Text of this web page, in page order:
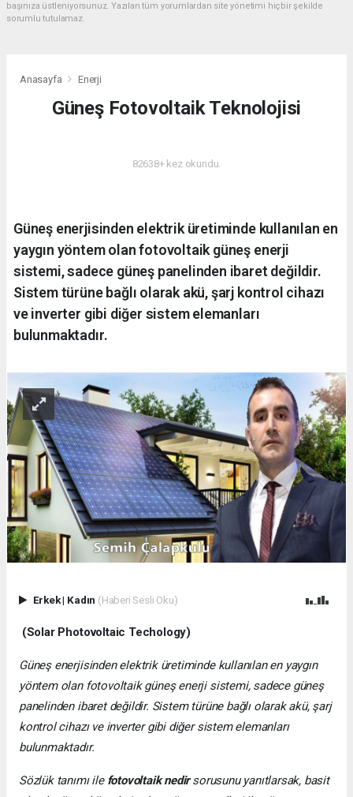
başınıza üstleniyorsunuz. Yazılan tüm yorumlardan site yönetimi hiçbir şekilde
sorumlu tutulamaz.
Anasayfa Enerji
Güneş Fotovoltaik Teknolojisi
82638+ kez okundu.
Güneş enerjisinden elektrik üretiminde kullanılan en
yaygın yöntem olan fotovoltaik güneş enerji
sistemi, sadece güneş panelinden ibaret değildir.
Sistem türüne bağlı olarak akü, şarj kontrol cihazı
ve inverter gibi diğer sistem elemanları
bulunmaktadır.
Erkek| Kadın (Haberi Sesli Oku)
(Solar Photovoltaic Techology)
Güneş enerjisinden elektrik üretiminde kullanılan en yaygın
yöntem olan fotovoltaik güneş enerji sistemi, sadece güneş
panelinden ibaret değildir. Sistem türüne bağlı olarak akü, şarj
kontrol cihazı ve inverter gibi diğer sistem elemanları
bulunmaktadır.
Sözlük tanımı ile fotovoltaik nedirsorusunu yanıtlarsak, basit